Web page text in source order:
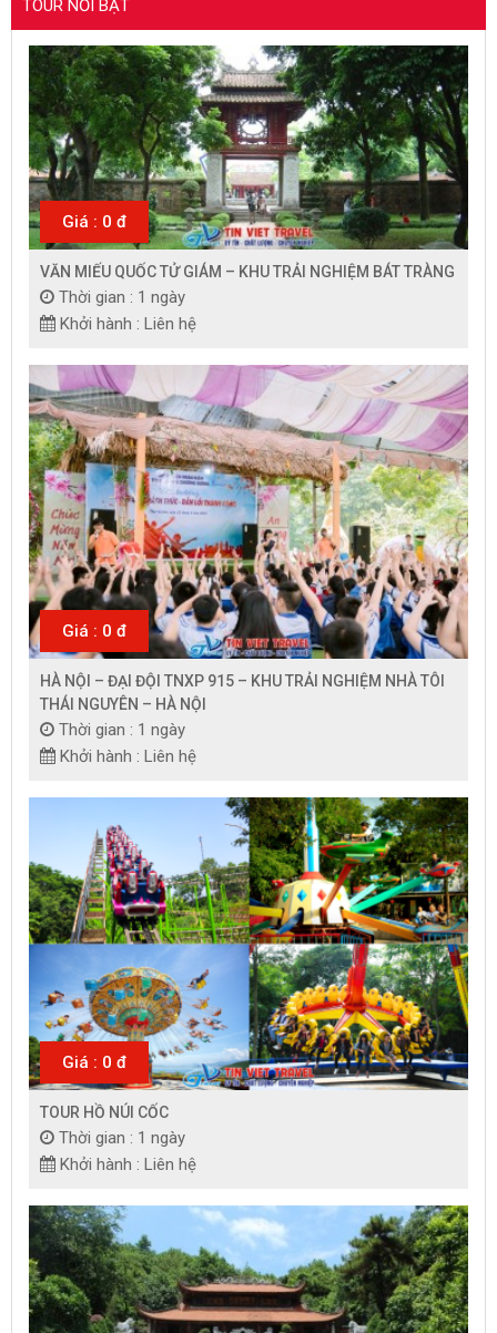
TOUR NỔI BẬT
Giá : 0 đ
VĂN MIẾU QUỐC TỬ GIÁM – KHU TRẢI NGHIỆM BÁT TRÀNG
Thời gian : 1 ngày
Khởi hành : Liên hệ
Giá : 0 đ
HÀ NỘI – ĐẠI ĐỘI TNXP 915 – KHU TRẢI NGHIỆM NHÀ TÔI
THÁI NGUYÊN – HÀ NỘI
Thời gian : 1 ngày
Khởi hành : Liên hệ
Giá : 0 đ
TOUR HỒ NÚI CỐC
Thời gian : 1 ngày
Khởi hành : Liên hệ